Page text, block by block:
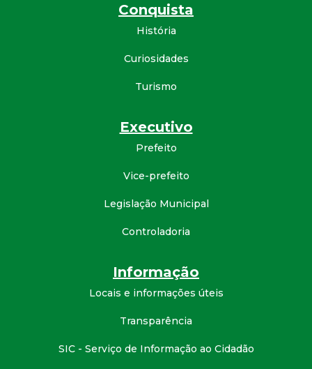
Conquista
História
Curiosidades
Turismo
Executivo
Prefeito
Vice-prefeito
Legislação Municipal
Controladoria
Informação
Locais e informações úteis
Transparência
SIC - Serviço de Informação ao Cidadão